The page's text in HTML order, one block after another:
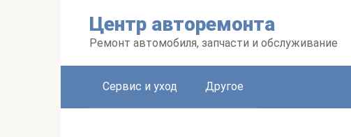
Центр авторемонта
Ремонт автомобиля, запчасти и обслуживание
Сервис и уход Другое